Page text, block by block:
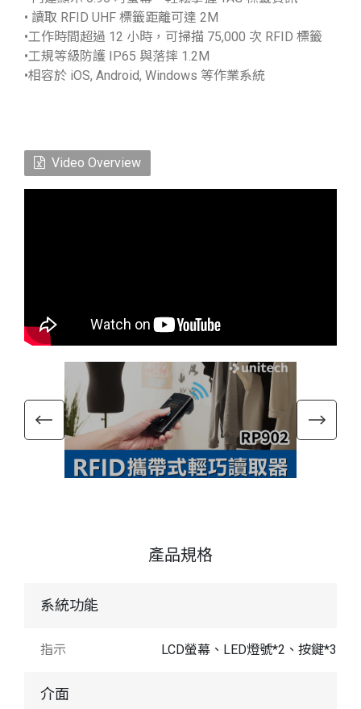
• 讀取 RFID UHF 標籤距離可達 2M
•工作時間超過 12 小時，可掃描 75,000 次 RFID 標籤
•工規等級防護 IP65 與落摔 1.2M
•相容於 iOS, Android, Windows 等作業系統
Video Overview
產品規格
系統功能
指示 LCD螢幕、LED燈號*2、按鍵*3
介面